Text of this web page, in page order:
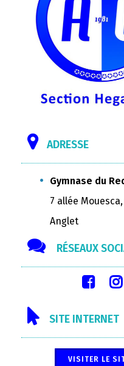
ADRESSE
Gymnase du
7 allée
Anglet
RÉSEAUX
SITE INTERNET
VISITER LE